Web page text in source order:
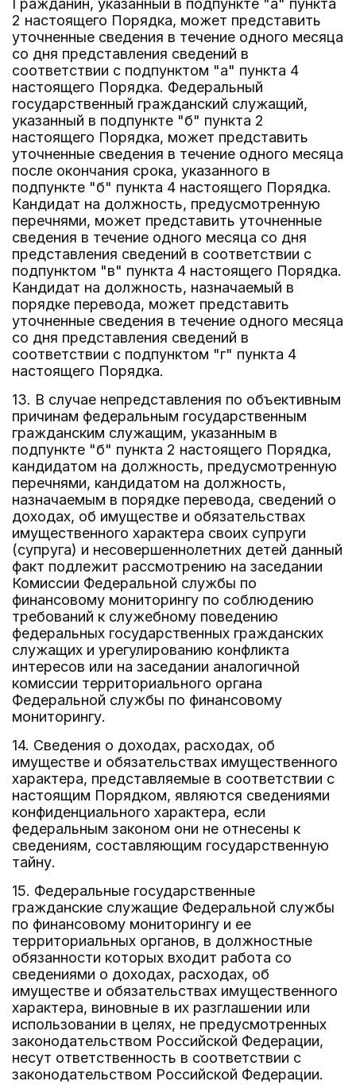
Гражданин, указанный в подпункте "а" пункта
2 настоящего Порядка, может представить
уточненные сведения в течение одного месяца
со дня представления сведений в
соответствии с подпунктом "а" пункта 4
настоящего Порядка. Федеральный
государственный гражданский служащий,
указанный в подпункте "б" пункта 2
настоящего Порядка, может представить
уточненные сведения в течение одного месяца
после окончания срока, указанного в
подпункте "б" пункта 4 настоящего Порядка.
Кандидат на должность, предусмотренную
перечнями, может представить уточненные
сведения в течение одного месяца со дня
представления сведений в соответствии с
подпунктом "в" пункта 4 настоящего Порядка.
Кандидат на должность, назначаемый в
порядке перевода, может представить
уточненные сведения в течение одного месяца
со дня представления сведений в
соответствии с подпунктом "г" пункта 4
настоящего Порядка.
13. В случае непредставления по объективным
причинам федеральным государственным
гражданским служащим, указанным в
подпункте "б" пункта 2 настоящего Порядка,
кандидатом на должность, предусмотренную
перечнями, кандидатом на должность,
назначаемым в порядке перевода, сведений о
доходах, об имуществе и обязательствах
имущественного характера своих супруги
(супруга) и несовершеннолетних детей данный
факт подлежит рассмотрению на заседании
Комиссии Федеральной службы по
финансовому мониторингу по соблюдению
требований к служебному поведению
федеральных государственных гражданских
служащих и урегулированию конфликта
интересов или на заседании аналогичной
комиссии территориального органа
Федеральной службы по финансовому
мониторингу.
14. Сведения о доходах, расходах, об
имуществе и обязательствах имущественного
характера, представляемые в соответствии с
настоящим Порядком, являются сведениями
конфиденциального характера, если
федеральным законом они не отнесены к
сведениям, составляющим государственную
тайну.
15. Федеральные государственные
гражданские служащие Федеральной службы
по финансовому мониторингу и ее
территориальных органов, в должностные
обязанности которых входит работа со
сведениями о доходах, расходах, об
имуществе и обязательствах имущественного
характера, виновные в их разглашении или
использовании в целях, не предусмотренных
законодательством Российской Федерации,
несут ответственность в соответствии с
законодательством Российской Федерации.